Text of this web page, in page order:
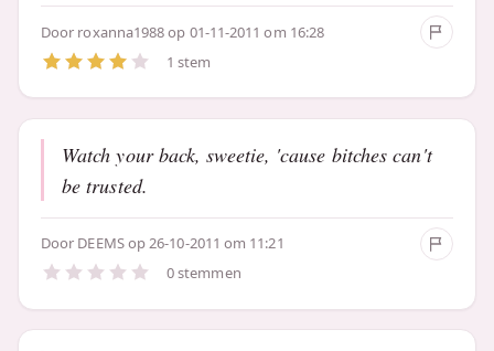
Door roxanna1988op 01-11-2011 om 16:28
1 stem
Watch your back, sweetie, 'cause bitches can't
be trusted.
Door DEEMSop 26-10-2011 om 11:21
0 stemmen